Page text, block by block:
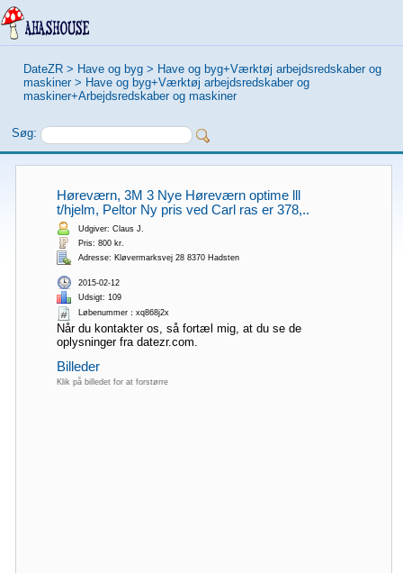
DateZR > Have og byg > Have og byg+Værktøj arbejdsredskaber og
maskiner > Have og byg+Værktøj arbejdsredskaber og
maskiner+Arbejdsredskaber og maskiner
Søg:
Høreværn, 3M 3 Nye Høreværn optime lll
t/hjelm, Peltor Ny pris ved Carl ras er 378,..
Udgiver: Claus J.
Pris: 800 kr.
Adresse: Kløvermarksvej 28 8370 Hadsten
2015-02-12
Udsigt: 109
Løbenummer：xq868j2x
Når du kontakter os, så fortæl mig, at du se de
oplysninger fra datezr.com.
Billeder
Klik på billedet for at forstørre